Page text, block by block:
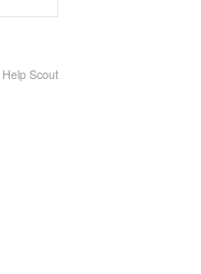
Help Scout